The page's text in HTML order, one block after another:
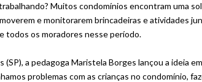
Muitos condomínios encontram uma
e monitorarem brincadeiras e atividades
todos os moradores nesse período.
(SP), a pedagoga Maristela Borges lançou a ideia
problemas com as crianças no condomínio,